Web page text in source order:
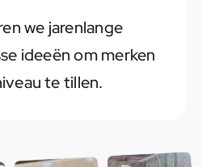
we jarenlange
ideeën om merken
te tillen.